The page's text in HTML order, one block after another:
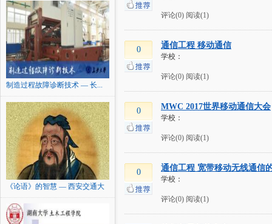
制造过程故障诊断技术 — 长...
《论语》的智慧 — 西安交通大
学
评论(0) 阅读(1)
0 通信工程 移动通信
学校：
评论(0) 阅读(1)
0 MWC 2017世界移动通信大会
学校：
评论(0) 阅读(1)
0 通信工程 宽带移动无线通信
学校：
评论(0) 阅读(1)